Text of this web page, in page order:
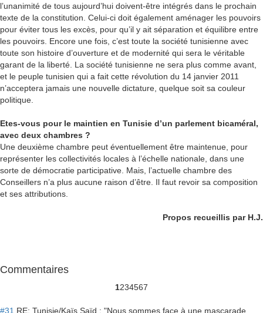
l’unanimité de tous aujourd’hui doivent-être intégrés dans le prochain
texte de la constitution. Celui-ci doit également aménager les pouvoirs
pour éviter tous les excès, pour qu’il y ait séparation et équilibre entre
les pouvoirs. Encore une fois, c’est toute la société tunisienne avec
toute son histoire d’ouverture et de modernité qui sera le véritable
garant de la liberté. La société tunisienne ne sera plus comme avant,
et le peuple tunisien qui a fait cette révolution du 14 janvier 2011
n’acceptera jamais une nouvelle dictature, quelque soit sa couleur
politique.
Etes-vous pour le maintien en Tunisie d’un parlement bicaméral,
avec deux chambres ?
Une deuxième chambre peut éventuellement être maintenue, pour
représenter les collectivités locales à l’échelle nationale, dans une
sorte de démocratie participative. Mais, l’actuelle chambre des
Conseillers n’a plus aucune raison d’être. Il faut revoir sa composition
et ses attributions.
Propos recueillis par H.J.
Commentaires
1234567
#31 RE: Tunisie/Kaïs Saïd : "Nous sommes face à une mascarade